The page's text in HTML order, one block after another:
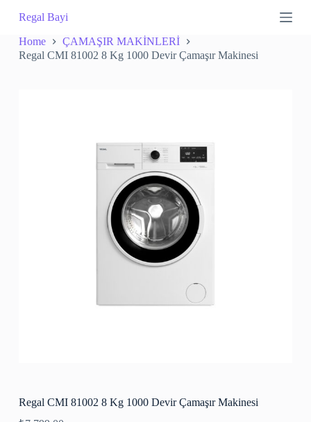
S
p
Regal Bayi
Home
ÇAMAŞIR MAKİNLERİ
Regal CMI 81002 8 Kg 1000 Devir Çamaşır Makinesi
Regal CMI 81002 8 Kg 1000 Devir Çamaşır Makinesi